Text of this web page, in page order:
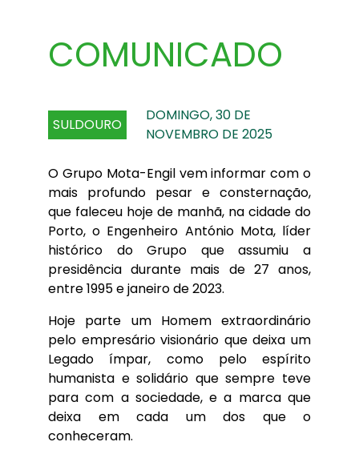
COMUNICADO
SULDOURO
DOMINGO, 30 DE
NOVEMBRO DE 2025
O Grupo Mota-Engil vem informar com o
mais profundo pesar e consternação,
que faleceu hoje de manhã, na cidade do
Porto, o Engenheiro António Mota, líder
histórico do Grupo que assumiu a
presidência durante mais de 27 anos,
entre 1995 e janeiro de 2023.
Hoje parte um Homem extraordinário
pelo empresário visionário que deixa um
Legado ímpar, como pelo espírito
humanista e solidário que sempre teve
para com a sociedade, e a marca que
deixa em cada um dos que o
conheceram.